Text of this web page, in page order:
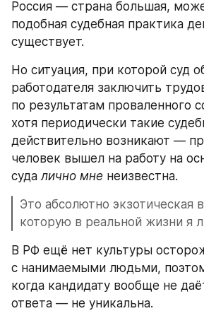
Россия — страна большая,
подобная судебная практика
существует.
Но ситуация, при которой суд
работодателя заключить
по результатам проваленного
хотя периодически такие
действительно возникают —
человек вышел на работу на
суда лично мне неизвестна.
Это абсолютно экзотическая
которую в реальной жизни я
В РФ ещё нет культуры
с нанимаемыми людьми,
когда кандидату вообще не
ответа — не уникальна.